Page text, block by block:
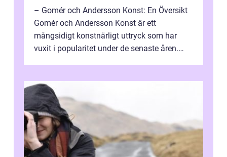
– Gomér och Andersson Konst: En Översikt
Gomér och Andersson Konst är ett
mångsidigt konstnärligt uttryck som har
vuxit i popularitet under de senaste åren.